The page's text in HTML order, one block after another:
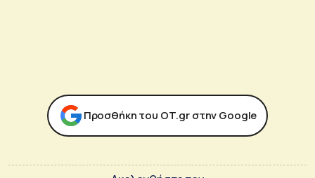
Προσθήκη του ΟΤ.gr στην Google